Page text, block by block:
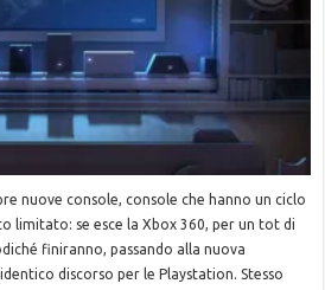
nuove console, console che hanno un ciclo
limitato: se esce la Xbox 360, per un tot di
finiranno, passando alla nuova
discorso per le Playstation. Stesso